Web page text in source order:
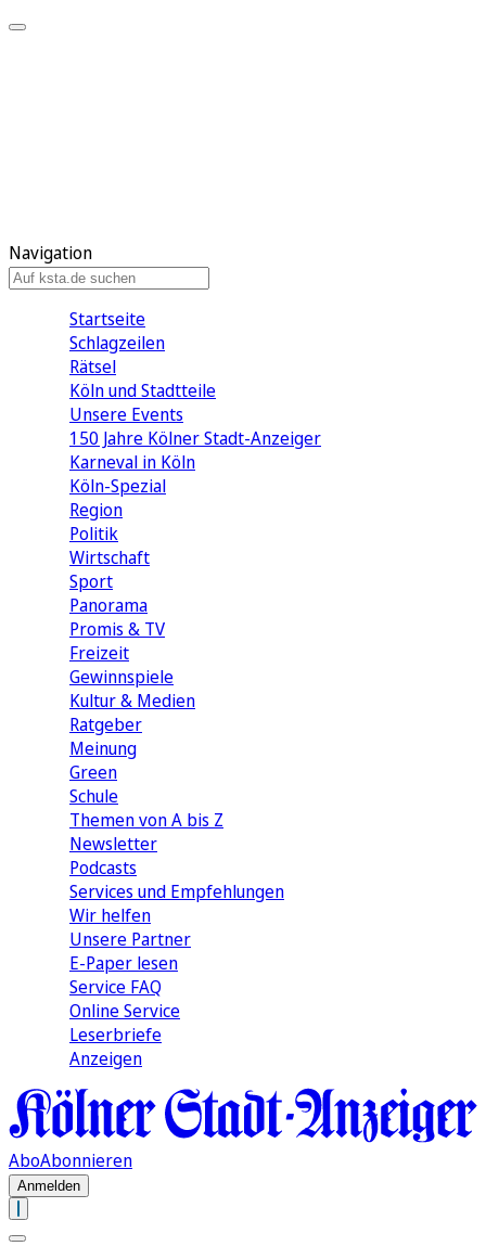
Navigation
Startseite
Schlagzeilen
Rätsel
Köln und Stadtteile
Unsere Events
150 Jahre Kölner Stadt-Anzeiger
Karneval in Köln
Köln-Spezial
Region
Politik
Wirtschaft
Sport
Panorama
Promis & TV
Freizeit
Gewinnspiele
Kultur & Medien
Ratgeber
Meinung
Green
Schule
Themen von A bis Z
Newsletter
Podcasts
Services und Empfehlungen
Wir helfen
Unsere Partner
E-Paper lesen
Service FAQ
Online Service
Leserbriefe
Anzeigen
AboAbonnieren
Anmelden